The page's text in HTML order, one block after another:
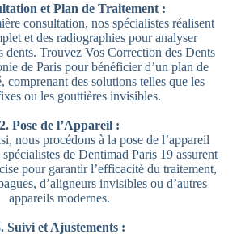
et Plan de Traitement :
consultation, nos spécialistes réalisent
et des radiographies pour analyser
dents. Trouvez Vos Correction des Dents
de Paris pour bénéficier d’un plan de
comprenant des solutions telles que les
ou les gouttières invisibles.
2. Pose de l’Appareil :
nous procédons à la pose de l’appareil
de Dentimad Paris 19 assurent
pour garantir l’efficacité du traitement,
d’aligneurs invisibles ou d’autres
appareils modernes.
Suivi et Ajustements :